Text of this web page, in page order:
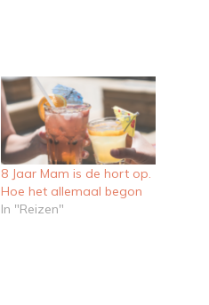
8 Jaar Mam is de hort op.
Hoe het allemaal begon
In "Reizen"